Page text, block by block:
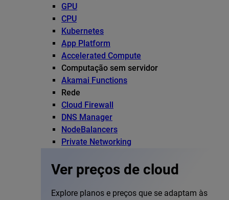
GPU
CPU
Kubernetes
App Platform
Accelerated Compute
Computação sem servidor
Akamai Functions
Rede
Cloud Firewall
DNS Manager
NodeBalancers
Private Networking
Ver preços de cloud
Explore planos e preços que se adaptam às